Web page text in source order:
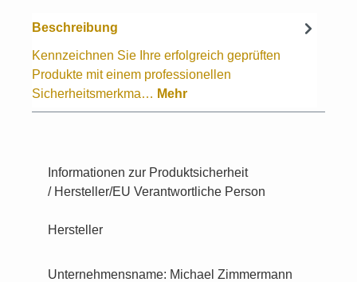
Beschreibung
Kennzeichnen Sie Ihre erfolgreich geprüften
Produkte mit einem professionellen
Sicherheitsmerkma… Mehr
Informationen zur Produktsicherheit
/ Hersteller/EU Verantwortliche Person
Hersteller
Unternehmensname: Michael Zimmermann